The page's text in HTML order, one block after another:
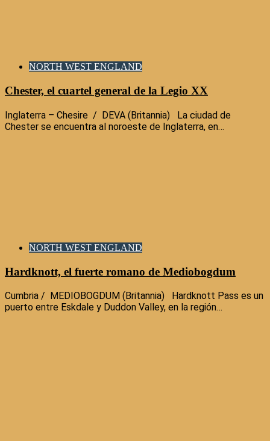
NORTH WEST ENGLAND
Chester, el cuartel general de la Legio XX
Inglaterra – Chesire / DEVA (Britannia) La ciudad de
Chester se encuentra al noroeste de Inglaterra, en…
NORTH WEST ENGLAND
Hardknott, el fuerte romano de Mediobogdum
Cumbria / MEDIOBOGDUM (Britannia) Hardknott Pass es un
puerto entre Eskdale y Duddon Valley, en la región…